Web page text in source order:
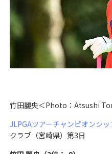
竹田麗央＜Photo：Atsushi
JLPGAツアーチャンピオンシ
クラブ（宮崎県）第3日